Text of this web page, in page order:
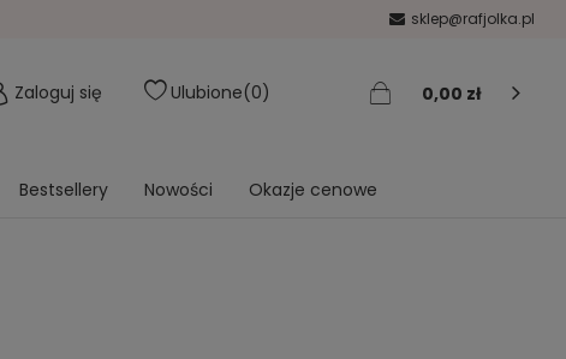
sklep@rafjolka.pl
Zaloguj się Ulubione 0 0,00 zł
Bestsellery Nowości Okazje cenowe